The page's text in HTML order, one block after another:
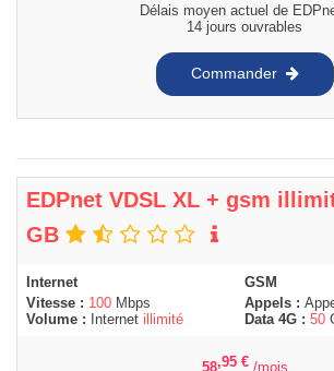
Délais moyen actuel de
14 jours ouvrables
Commander
EDPnet VDSL XL + gsm
GB
Internet
Vitesse : 100 Mbps
Volume :
Internet illimité
GSM
Appels :
Data 4G : 50
58,95 € /mois